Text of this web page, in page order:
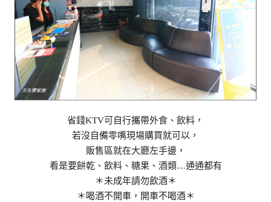
省錢KTV可自行攜帶外食、飲料，
若沒自備零嘴現場購買就可以，
販售區就在大廳左手邊，
看是要餅乾、飲料、糖果、酒類…通通都有
＊未成年請勿飲酒＊
＊喝酒不開車，開車不喝酒＊